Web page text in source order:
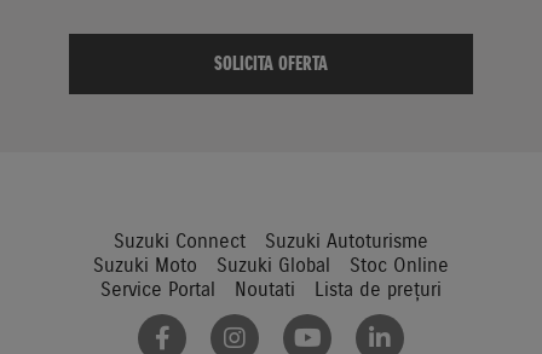
Suzuki Connect
Suzuki Autoturisme
Suzuki Moto
Suzuki Global
Stoc Online
Service Portal
Noutati Lista de prețuri